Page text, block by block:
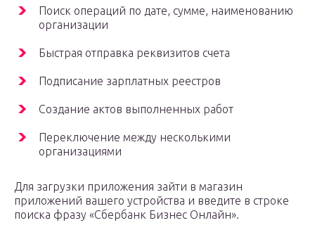
Поиск операций по дате, сумме, наименованию
организации
Быстрая отправка реквизитов счета
Подписание зарплатных реестров
Создание актов выполненных работ
Переключение между несколькими
организациями
Для загрузки приложения зайти в магазин
приложений вашего устройства и введите в строке
поиска фразу «Сбербанк Бизнес Онлайн».